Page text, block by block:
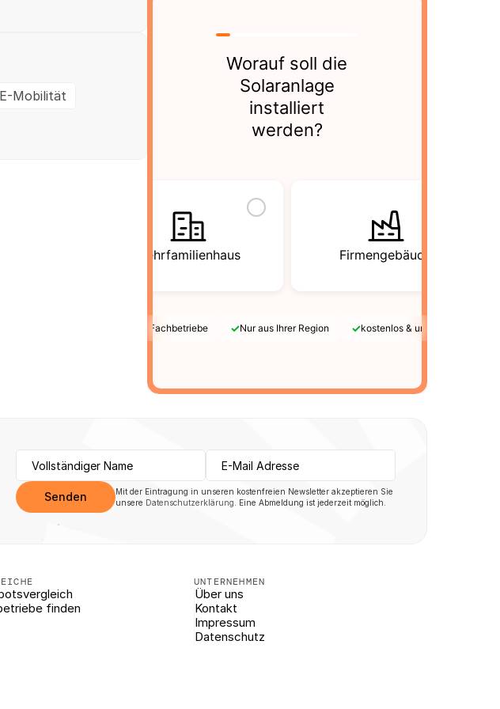
E-Mobilität
Worauf soll die
Solaranlage
installiert
werden?
Mehrfamilienhaus Firmengebäude
Geprüfte Fachbetriebe ✓Nur aus Ihrer Region ✓kostenlos & unverbindlich
Senden
Mit der Eintragung in unseren kostenfreien Newsletter akzeptieren Sie
unsere Datenschutzerklärung . Eine Abmeldung ist jederzeit möglich.
finden
UNTERNEHMEN
Über uns
Kontakt
Impressum
Datenschutz